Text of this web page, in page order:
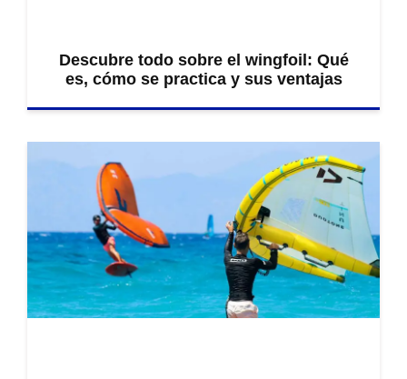
Descubre todo sobre el wingfoil: Qué
es, cómo se practica y sus ventajas